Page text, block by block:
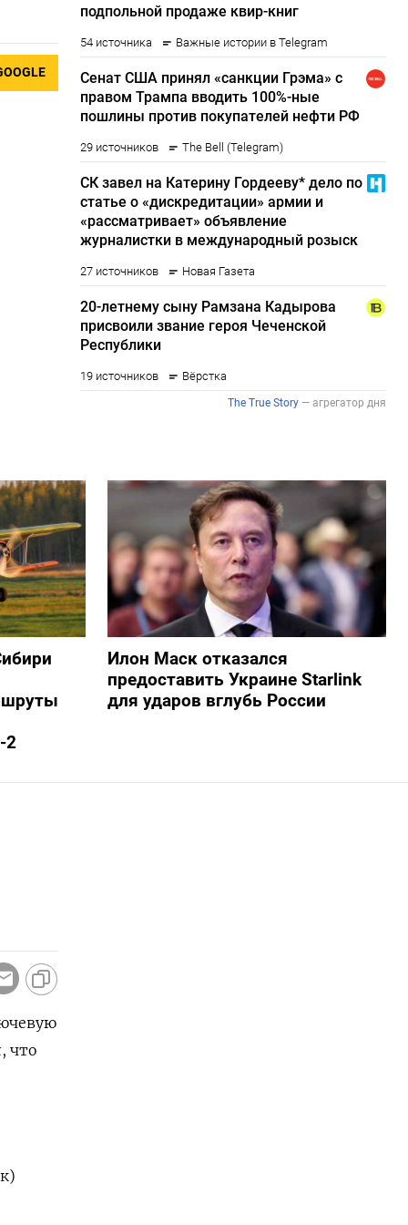
2
Илон Маск отказался
предоставить Украине Starlink
для ударов вглубь России
что